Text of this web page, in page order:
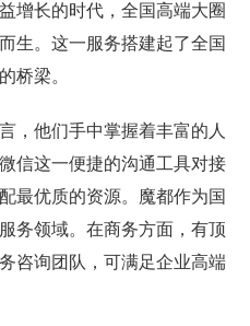
增长的时代，全国高端大圈
生。这一服务搭建起了全国
桥梁。
，他们手中掌握着丰富的人
信这一便捷的沟通工具对接
最优质的资源。魔都作为国
务领域。在商务方面，有顶
咨询团队，可满足企业高端